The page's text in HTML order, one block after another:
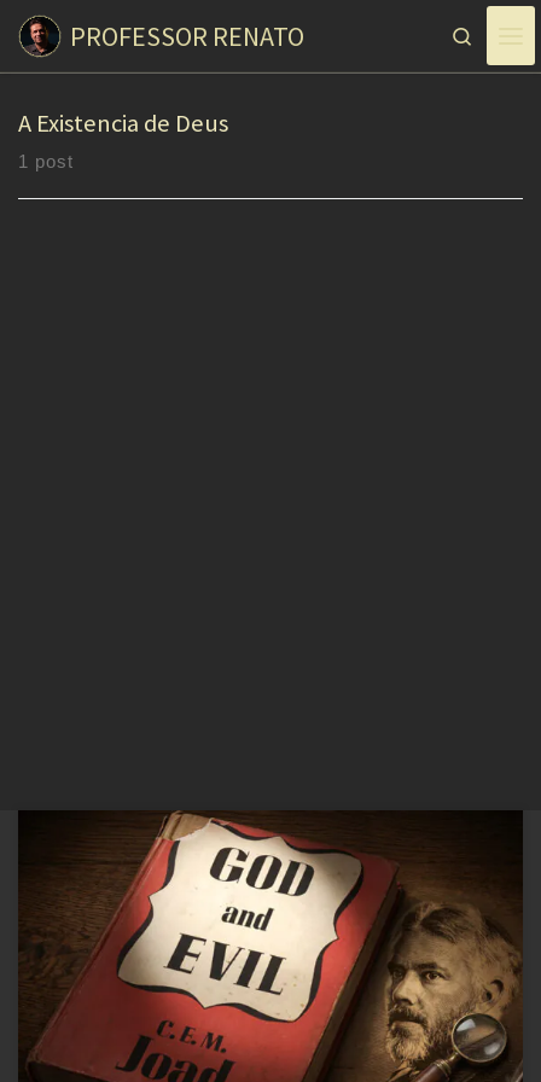
Skip to content
PROFESSOR RENATO
A Existencia de Deus
1 post
Você já se perguntou por que existe tanto mal no mundo, se Deus é
realmente bom? Ou, ainda, se Deus existe, por que o mal continua
existindo? Outra pergunta legítima que muitos de nós se fazem é:
será que a visão religiosa e Deus pertencem à mesma realidade, ou
são […]